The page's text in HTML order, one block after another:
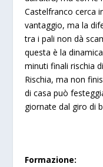
Castelfranco cerca
vantaggio, ma la
tra i pali non dà
questa è la
minuti finali rischia
Rischia, ma non
di casa può
giornate dal giro di
Formazione: